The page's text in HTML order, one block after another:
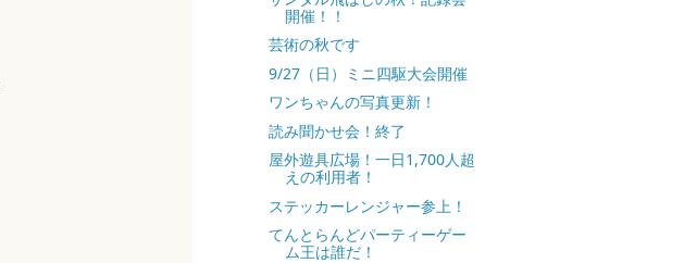
開催！！
芸術の秋です
9/27（日）ミニ四駆大会開催
ワンちゃんの写真更新！
読み聞かせ会！終了
屋外遊具広場！一日1,700人超
えの利用者！
ステッカーレンジャー参上！
てんとらんどパーティーゲー
ム王は誰だ！